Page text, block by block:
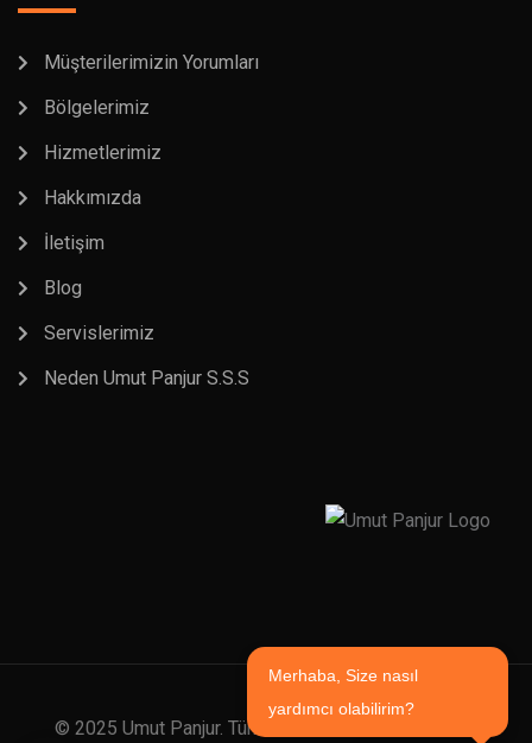
Müşterilerimizin Yorumları
Bölgelerimiz
Hizmetlerimiz
Hakkımızda
İletişim
Blog
Servislerimiz
Neden Umut Panjur S.S.S
© 2025 Umut Panjur. Tüm Hakları Saklıdır. | Tasarım:
Merhaba, Size nasıl
yardımcı olabilirim?